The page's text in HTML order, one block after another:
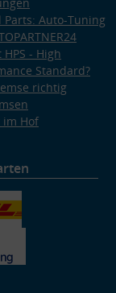
Parts: Auto-Tuning
HPS - High
Standard?
richtig
im Hof